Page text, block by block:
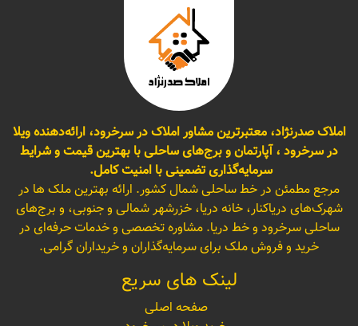
املاک صدرنژاد، معتبرترین مشاور املاک در سرخرود، ارائه‌دهنده ویلا
در سرخرود ، آپارتمان و برج‌های ساحلی با بهترین قیمت و شرایط
سرمایه‌گذاری تضمینی با امنیت کامل.
مرجع مطمئن در خط ساحلی شمال کشور. ارائه بهترین ملک ها در
شهرک‌های دریاکنار، خانه دریا، خزرشهر شمالی و جنوبی، و برج‌های
ساحلی سرخرود و خط دریا. مشاوره تخصصی و خدمات حرفه‌ای در
خرید و فروش ملک برای سرمایه‌گذاران و خریداران گرامی.
لینک های سریع
صفحه اصلی